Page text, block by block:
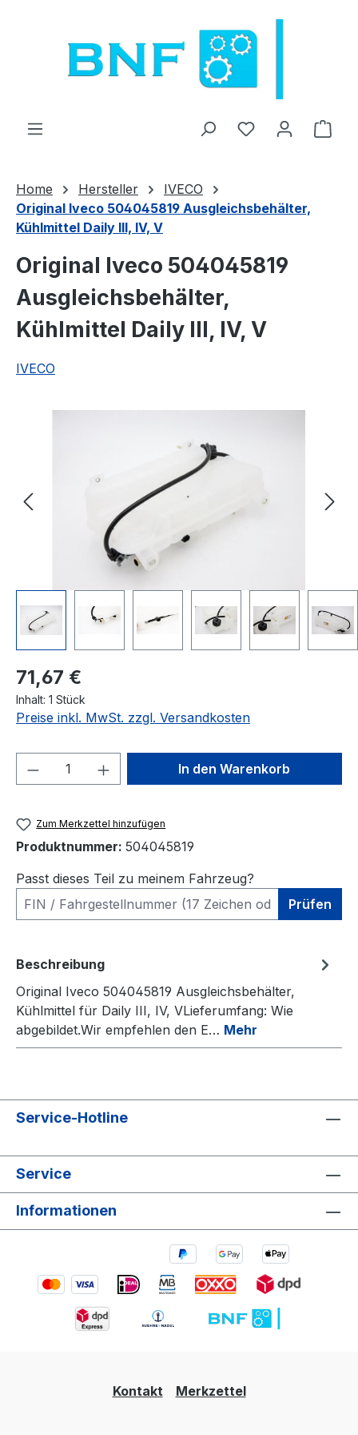
Du hast 0
Home Hersteller
IVECO
Original Iveco 504045819 Ausgleichsbehälter,
Kühlmittel Daily III, IV, V
Original Iveco 504045819
Ausgleichsbehälter,
Kühlmittel Daily III, IV, V
IVECO
Regulärer Preis:
71,67 €
Inhalt: 1 Stück
Preise inkl. MwSt. zzgl. Versandkosten
Produkt Anzahl: Gib denIn den Warenkorb
Zum Merkzettel hinzufügen
Produktnummer: 504045819
Passt dieses Teil zu meinem Fahrzeug?
Prüfen
Beschreibung
Original Iveco 504045819 Ausgleichsbehälter,
Kühlmittel für Daily III, IV, VLieferumfang: Wie
abgebildet.Wir empfehlen den E… Mehr
Service-Hotline
Service
Informationen
Kontakt Merkzettel